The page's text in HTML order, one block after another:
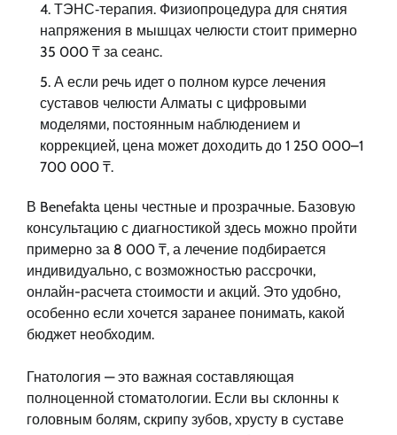
ТЭНС‑терапия. Физиопроцедура для снятия
напряжения в мышцах челюсти стоит примерно
35 000 ₸ за сеанс.
А если речь идет о полном курсе лечения
суставов челюсти Алматы с цифровыми
моделями, постоянным наблюдением и
коррекцией, цена может доходить до 1 250 000–1
700 000 ₸.
В Benefakta цены честные и прозрачные. Базовую
консультацию с диагностикой здесь можно пройти
примерно за 8 000 ₸, а лечение подбирается
индивидуально, с возможностью рассрочки,
онлайн-расчета стоимости и акций. Это удобно,
особенно если хочется заранее понимать, какой
бюджет необходим.
Гнатология — это важная составляющая
полноценной стоматологии. Если вы склонны к
головным болям, скрипу зубов, хрусту в суставе